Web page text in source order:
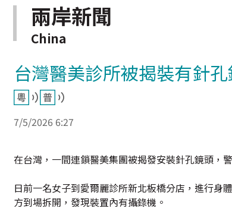
兩岸新聞
China
台灣醫美診所被揭裝有針
7/5/2026 6:27
在台灣，一間連鎖醫美集團被揭發安裝針孔鏡頭，
日前一名女子到愛爾麗診所新北板橋分店，進行身
方到場拆開，發現裝置內有攝錄機。